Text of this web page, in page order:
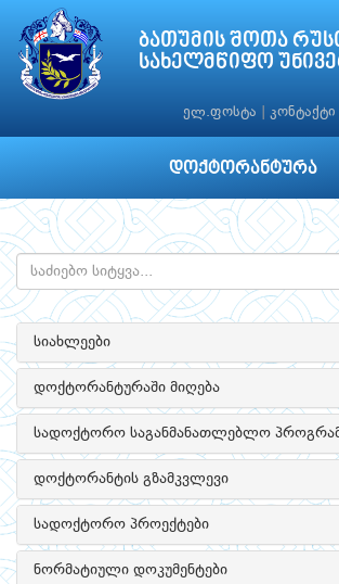
ბათუმის შოთა
სახელმწიფო
ელ.ფოსტა კონტაქტი
დოქტორანტურა
სიახლეები
დოქტორანტურაში მიღება
სადოქტორო საგანმანათლებლო
დოქტორანტის გზამკვლევი
სადოქტორო პროექტები
ნორმატიული დოკუმენტები